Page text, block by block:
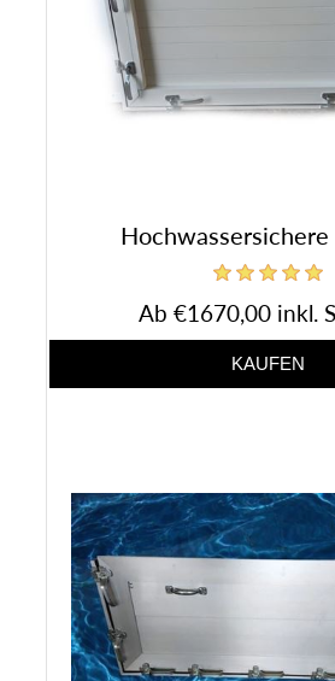
Hochwassersichere
Ab €1670,00 inkl.